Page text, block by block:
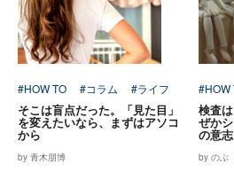
#HOW TO #コラム #ライフ
そこは盲点だった。「見た目」
を変えたいなら、まずはアソコ
から
by 青木朋博
#HOW
検査
ぜか
の意
by のぶ